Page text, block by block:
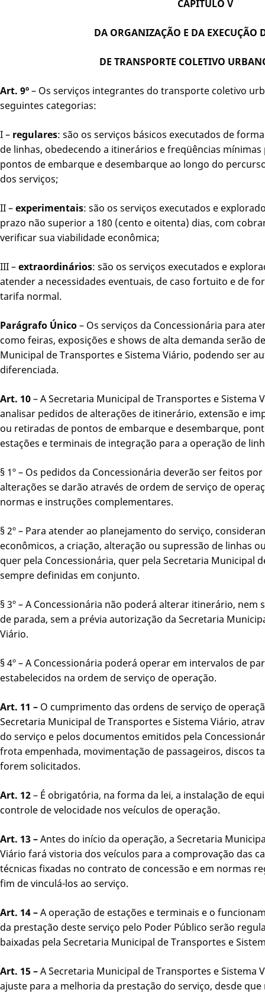
CAPÍTULO V
DA ORGANIZAÇÃO E DA EXECUÇÃO
DE TRANSPORTE COLETIVO
Art. 9º– Os serviços integrantes do transporte coletivo
seguintes categorias:
I – regulares: são os serviços básicos executados de
de linhas, obedecendo a itinerários e freqüências
pontos de embarque e desembarque ao longo do
dos serviços;
II –experimentais: são os serviços executados e
prazo não superior a 180 (cento e oitenta) dias, com
verificar sua viabilidade econômica;
III –extraordinários: são os serviços executados e
atender a necessidades eventuais, de caso fortuito e de
tarifa normal.
Parágrafo Único– Os serviços da Concessionária para
como feiras, exposições e shows de alta demanda serão
Municipal de Transportes e Sistema Viário, podendo ser
diferenciada.
Art. 10– A Secretaria Municipal de Transportes e Sistema
analisar pedidos de alterações de itinerário, extensão e
ou retiradas de pontos de embarque e desembarque,
estações e terminais de integração para a operação de
§ 1º – Os pedidos da Concessionária deverão ser feitos
alterações se darão através de ordem de serviço de
normas e instruções complementares.
§ 2º – Para atender ao planejamento do serviço,
econômicos, a criação, alteração ou supressão de linhas
quer pela Concessionária, quer pela Secretaria Municipal
sempre definidas em conjunto.
§ 3º – A Concessionária não poderá alterar itinerário,
de parada, sem a prévia autorização da Secretaria
Viário.
§ 4º – A Concessionária poderá operar em intervalos de
estabelecidos na ordem de serviço de operação.
Art. 11 – O cumprimento das ordens de serviço de
Secretaria Municipal de Transportes e Sistema Viário,
do serviço e pelos documentos emitidos pela
frota empenhada, movimentação de passageiros, discos
forem solicitados.
Art. 12– É obrigatória, na forma da lei, a instalação de
controle de velocidade nos veículos de operação.
Art. 13 –Antes do início da operação, a Secretaria
Viário fará vistoria dos veículos para a comprovação das
técnicas fixadas no contrato de concessão e em normas
fim de vinculá-los ao serviço.
Art. 14 –A operação de estações e terminais e o
da prestação deste serviço pelo Poder Público serão
baixadas pela Secretaria Municipal de Transportes e
Art. 15 –A Secretaria Municipal de Transportes e
ajuste para a melhoria da prestação do serviço, desde